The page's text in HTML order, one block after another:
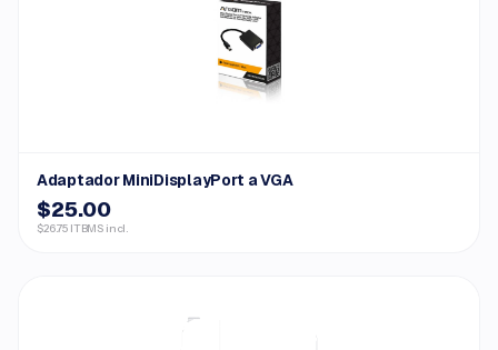
Adaptador MiniDisplayPort a VGA
$25.00
$26.75 ITBMS incl.